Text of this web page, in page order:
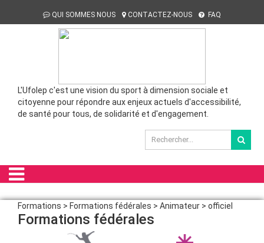
QUI SOMMES NOUS CONTACTEZ-NOUS FAQ
L'Ufolep c'est une vision du sport à dimension sociale et
citoyenne pour répondre aux enjeux actuels d'accessibilité,
de santé pour tous, de solidarité et d'engagement.
Formations > Formations fédérales > Animateur > officiel
Formations fédérales